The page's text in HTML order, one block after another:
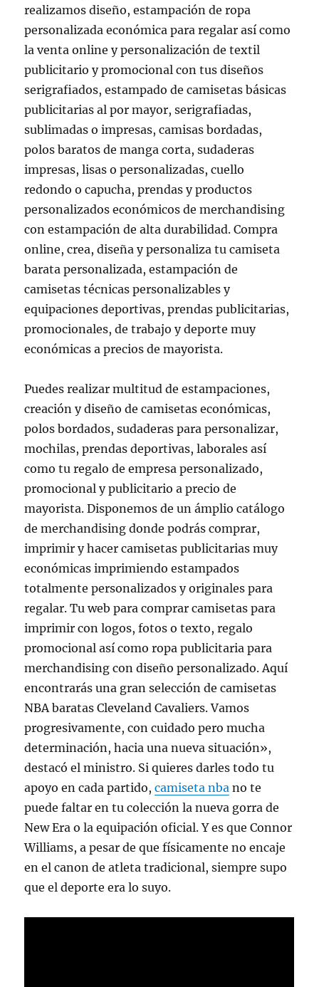
realizamos diseño, estampación de ropa
personalizada económica para regalar así como
la venta online y personalización de textil
publicitario y promocional con tus diseños
serigrafiados, estampado de camisetas básicas
publicitarias al por mayor, serigrafiadas,
sublimadas o impresas, camisas bordadas,
polos baratos de manga corta, sudaderas
impresas, lisas o personalizadas, cuello
redondo o capucha, prendas y productos
personalizados económicos de merchandising
con estampación de alta durabilidad. Compra
online, crea, diseña y personaliza tu camiseta
barata personalizada, estampación de
camisetas técnicas personalizables y
equipaciones deportivas, prendas publicitarias,
promocionales, de trabajo y deporte muy
económicas a precios de mayorista.
Puedes realizar multitud de estampaciones,
creación y diseño de camisetas económicas,
polos bordados, sudaderas para personalizar,
mochilas, prendas deportivas, laborales así
como tu regalo de empresa personalizado,
promocional y publicitario a precio de
mayorista. Disponemos de un ámplio catálogo
de merchandising donde podrás comprar,
imprimir y hacer camisetas publicitarias muy
económicas imprimiendo estampados
totalmente personalizados y originales para
regalar. Tu web para comprar camisetas para
imprimir con logos, fotos o texto, regalo
promocional así como ropa publicitaria para
merchandising con diseño personalizado. Aquí
encontrarás una gran selección de camisetas
NBA baratas Cleveland Cavaliers. Vamos
progresivamente, con cuidado pero mucha
determinación, hacia una nueva situación»,
destacó el ministro. Si quieres darles todo tu
apoyo en cada partido,camiseta nba no te
puede faltar en tu colección la nueva gorra de
New Era o la equipación oficial. Y es que Connor
Williams, a pesar de que físicamente no encaje
en el canon de atleta tradicional, siempre supo
que el deporte era lo suyo.